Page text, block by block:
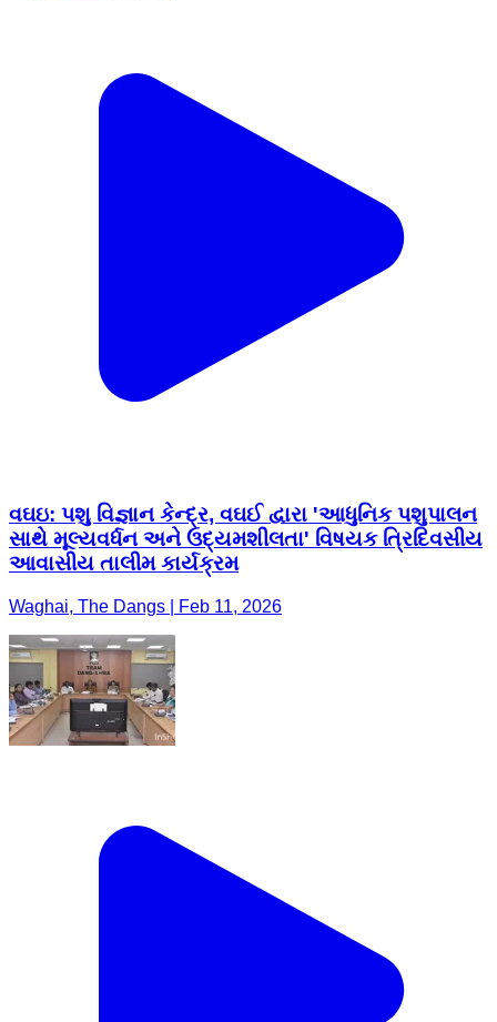
વઘઇ: પશુ વિજ્ઞાન કેન્દ્ર, વઘઈ દ્વારા 'આધુનિક પશુપાલન
સાથે મૂલ્યવર્ધન અને ઉદ્યમશીલતા' વિષયક ત્રિદિવસીય
આવાસીય તાલીમ કાર્યક્રમ
Waghai, The Dangs | Feb 11, 2026